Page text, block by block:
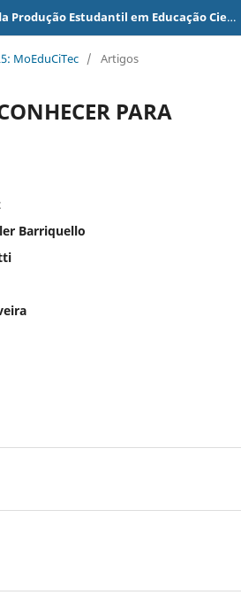
Mostra Interativa da Produção Estudantil em Educação Científica e Tecnológica
MoEduCiTec / Artigos
PARA
Barriquello